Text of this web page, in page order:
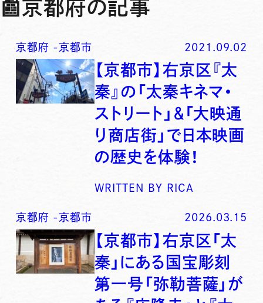
📰京都府の記事
京都府 -京都市 2021.09.02
【京都市】右京区『太
秦』の「太秦キネマ・
ストリート」＆「大映通
り商店街」で日本映画
の歴史を体験！
WRITTEN BY RICA
京都府 -京都市 2026.03.15
【京都市】右京区「太
秦」にある国宝彫刻
第一号「弥勒菩薩」が